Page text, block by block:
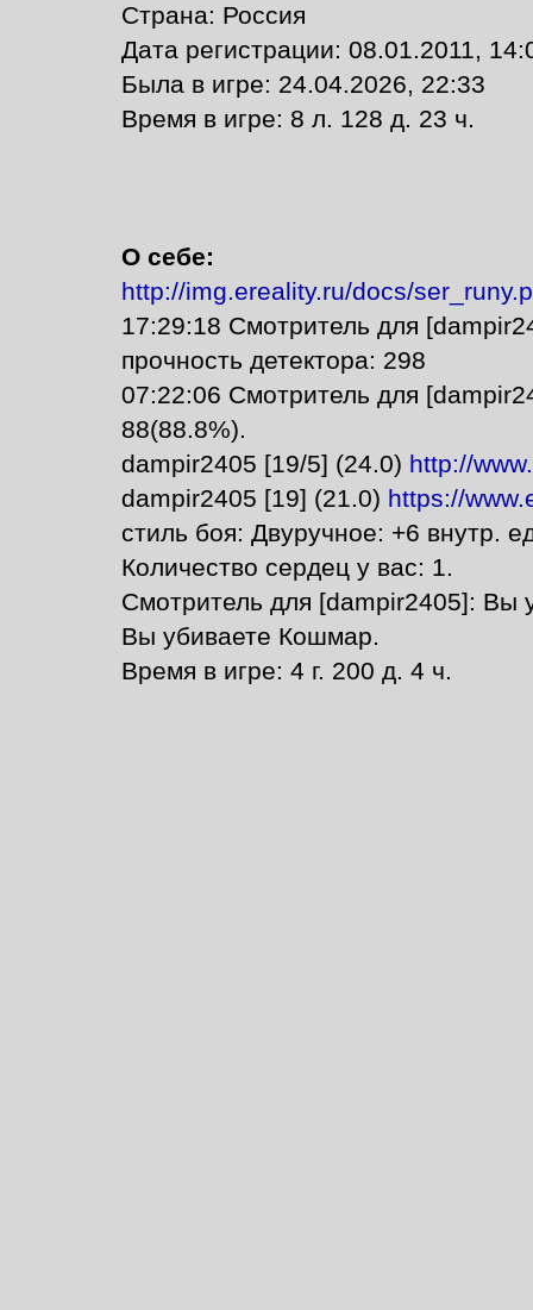
Страна: Россия
Дата регистрации: 08.01.2011,
Былa в игре: 24.04.2026, 22:33
Время в игре: 8 л. 128 д. 23 ч.
О себе:
http://img.ereality.ru/docs/
17:29:18 Смотритель для
прочность детектора: 298
07:22:06 Смотритель для
88(88.8%).
dampir2405 [19/5] (24.0) http://
dampir2405 [19] (21.0) https://
стиль боя: Двуручное: +6 внутр.
Количество сердец у вас: 1.
Смотритель для [dampir2405]: Вы
Вы убиваете Кошмар.
Время в игре: 4 г. 200 д. 4 ч.